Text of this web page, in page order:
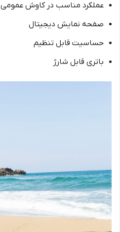
عملکرد مناسب در کاوش عمومی
صفحه نمایش دیجیتال
حساسیت قابل تنظیم
باتری قابل شارژ